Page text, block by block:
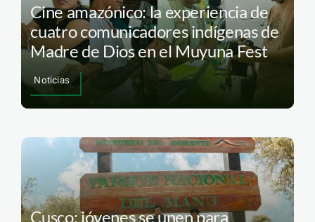
Cine amazónico: la experiencia de
cuatro comunicadores indígenas de
Madre de Dios en el Muyuna Fest
Noticias
Cusco: jóvenes se unen para